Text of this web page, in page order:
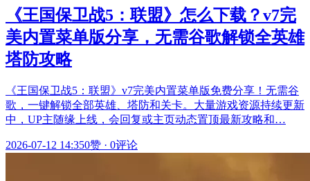
《王国保卫战5：联盟》怎么下载？v7完
美内置菜单版分享，无需谷歌解锁全英雄
塔防攻略
《王国保卫战5：联盟》v7完美内置菜单版免费分享！无需谷
歌，一键解锁全部英雄、塔防和关卡。大量游戏资源持续更新
中，UP主随缘上线，会回复或主页动态置顶最新攻略和…
2026-07-12 14:350赞 · 0评论